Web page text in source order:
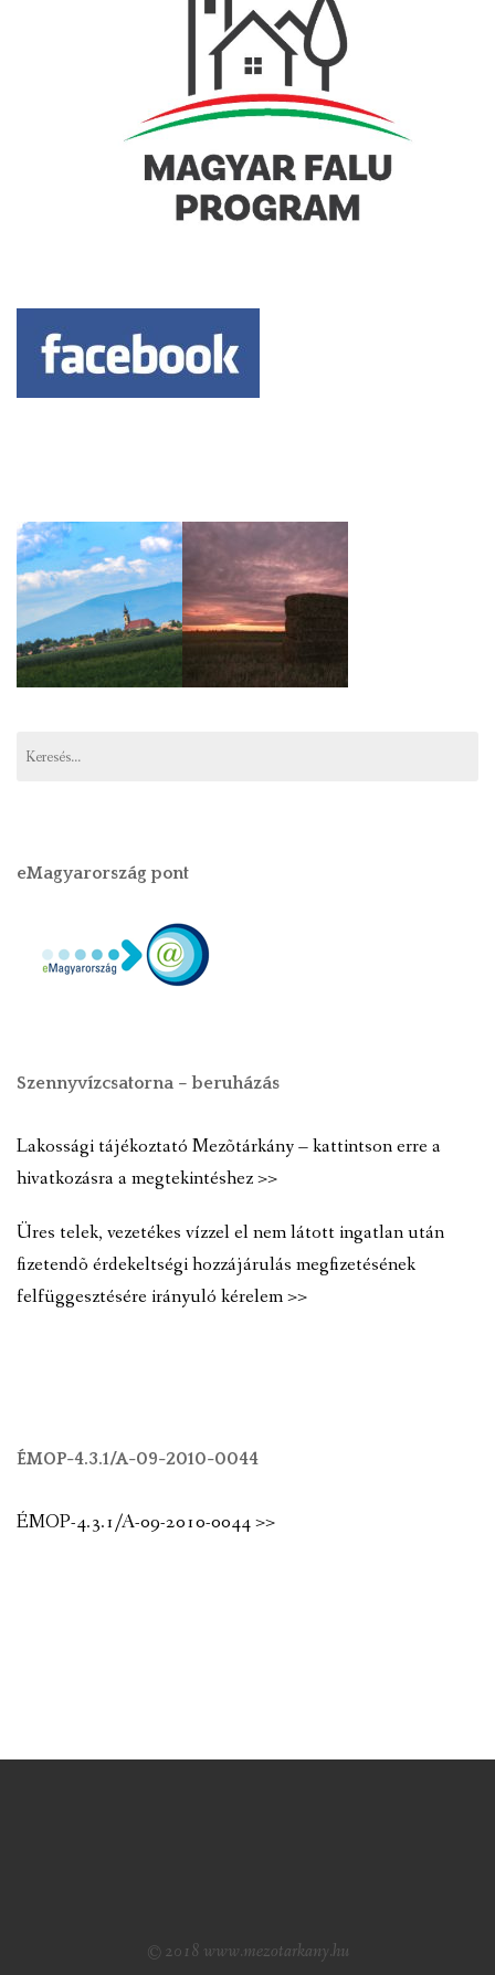
eMagyarország pont
Szennyvízcsatorna – beruházás
Lakossági tájékoztató Mezõtárkány – kattintson erre a
hivatkozásra a megtekintéshez >>
Üres telek, vezetékes vízzel el nem látott ingatlan után
fizetendõ érdekeltségi hozzájárulás megfizetésének
felfüggesztésére irányuló kérelem >>
ÉMOP-4.3.1/A-09-2010-0044
ÉMOP-4.3.1/A-09-2010-0044 >>
© 2018 www.mezotarkany.hu